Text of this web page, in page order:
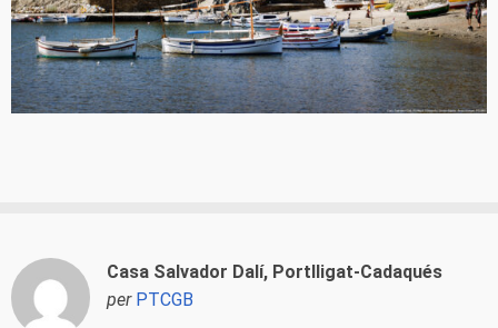
Casa Salvador Dalí, Portlligat-Cadaqués
per PTCGB